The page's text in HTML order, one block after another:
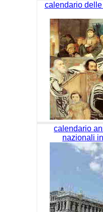
calendario
calendario
nazionali